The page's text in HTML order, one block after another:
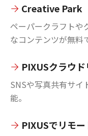
Creative Park
ペーパークラフトや
なコンテンツが無料
PIXUSクラウド
SNSや写真共有サイ
能。
PIXUSでリモ